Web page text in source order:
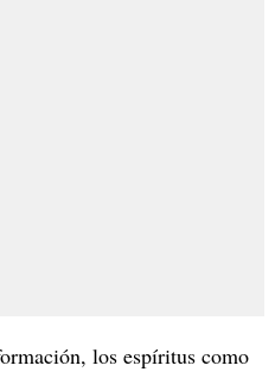
los espíritus como